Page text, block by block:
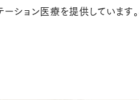
ション医療を提供していま